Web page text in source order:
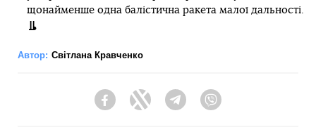
щонайменше одна балістична ракета малої дальності.
Автор: Світлана Кравченко
FacebookTwitter Telegram